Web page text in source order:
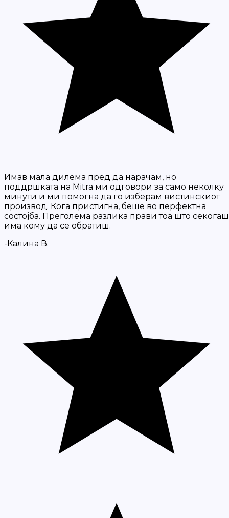
Имав мала дилема пред да нарачам, но
поддршката на Mitra ми одговори за само неколку
минути и ми помогна да го изберам вистинскиот
производ. Кога пристигна, беше во перфектна
состојба. Преголема разлика прави тоа што секогаш
има кому да се обратиш.
-Калина В.